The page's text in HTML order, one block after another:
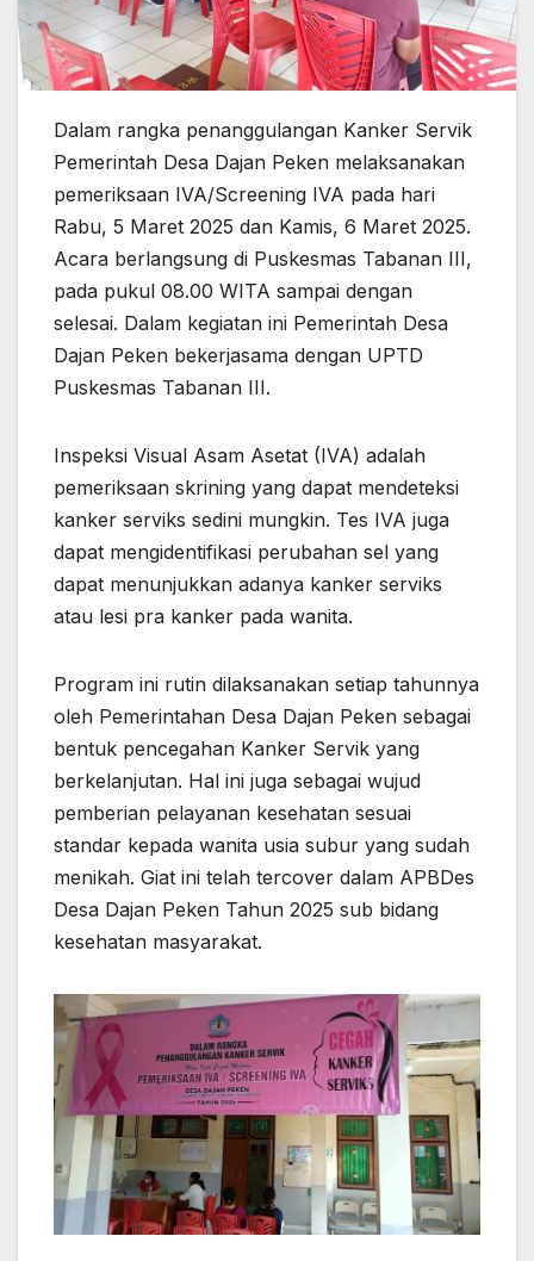
Dalam rangka penanggulangan Kanker Servik
Pemerintah Desa Dajan Peken melaksanakan
pemeriksaan IVA/Screening IVA pada hari
Rabu, 5 Maret 2025 dan Kamis, 6 Maret 2025.
Acara berlangsung di Puskesmas Tabanan III,
pada pukul 08.00 WITA sampai dengan
selesai. Dalam kegiatan ini Pemerintah Desa
Dajan Peken bekerjasama dengan UPTD
Puskesmas Tabanan III.
Inspeksi Visual Asam Asetat (IVA) adalah
pemeriksaan skrining yang dapat mendeteksi
kanker serviks sedini mungkin. Tes IVA juga
dapat mengidentifikasi perubahan sel yang
dapat menunjukkan adanya kanker serviks
atau lesi pra kanker pada wanita.
Program ini rutin dilaksanakan setiap tahunnya
oleh Pemerintahan Desa Dajan Peken sebagai
bentuk pencegahan Kanker Servik yang
berkelanjutan. Hal ini juga sebagai wujud
pemberian pelayanan kesehatan sesuai
standar kepada wanita usia subur yang sudah
menikah. Giat ini telah tercover dalam APBDes
Desa Dajan Peken Tahun 2025 sub bidang
kesehatan masyarakat.